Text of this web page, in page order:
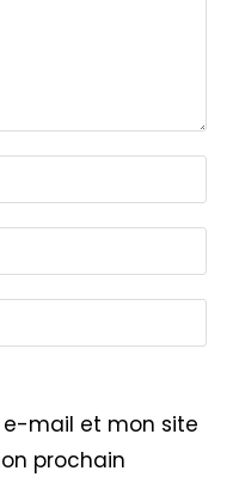
e-mail et mon site
prochain